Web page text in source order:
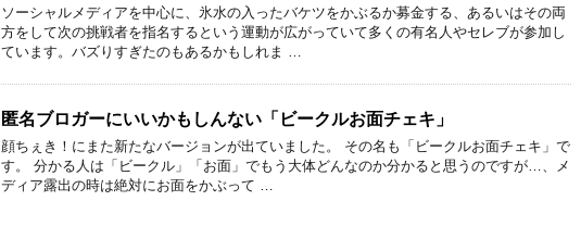
ソーシャルメディアを中心に、氷水の入ったバケツをかぶるか募金する、あるいはその両
方をして次の挑戦者を指名するという運動が広がっていて多くの有名人やセレブが参加し
ています。バズりすぎたのもあるかもしれま …
匿名ブロガーにいいかもしんない「ビークルお面チェキ」
顔ちぇき！にまた新たなバージョンが出ていました。 その名も「ビークルお面チェキ」で
す。 分かる人は「ビークル」「お面」でもう大体どんなのか分かると思うのですが…、メ
ディア露出の時は絶対にお面をかぶって …